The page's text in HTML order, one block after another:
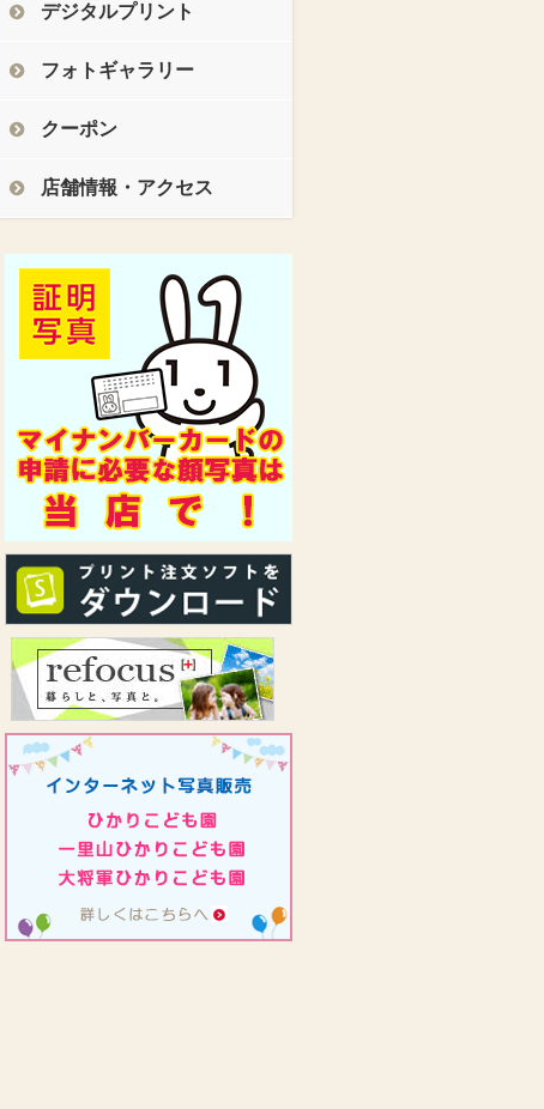
デジタルプリント
フォトギャラリー
クーポン
店舗情報・アクセス